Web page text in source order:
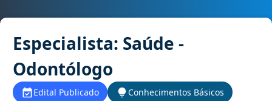
Especialista: Saúde -
Odontólogo
Edital Publicado
Conhecimentos Básicos